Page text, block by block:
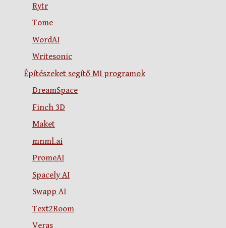
Rytr
Tome
WordAI
Writesonic
Építészeket segítő MI programok
DreamSpace
Finch 3D
Maket
mnml.ai
PromeAI
Spacely AI
Swapp AI
Text2Room
Veras